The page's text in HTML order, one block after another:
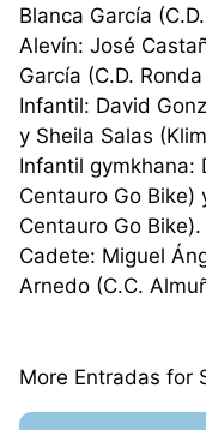
Blanca García
Alevín: José
García (C.D.
Infantil: David
y Sheila Salas
Infantil gymkhana:
Centauro Go Bike)
Centauro Go Bike).
Cadete: Miguel
Arnedo (C.C.
More Entradas for